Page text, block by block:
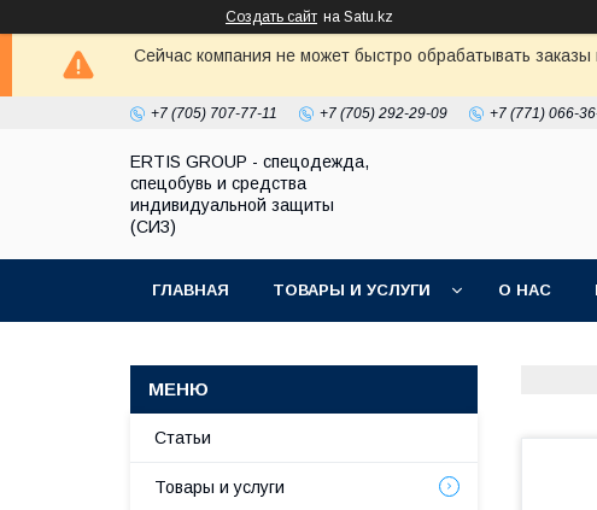
Создать сайт на Satu.kz
Сейчас компания не может быстро обрабатывать
+7 (705) 707-77-11 +7 (705) 292-29-09 +7 (771) 066-
ERTIS GROUP - спецодежда,
спецобувь и средства
индивидуальной защиты
(СИЗ)
ГЛАВНАЯ ТОВАРЫ И УСЛУГИ О НАС
Статьи
Товары и услуги